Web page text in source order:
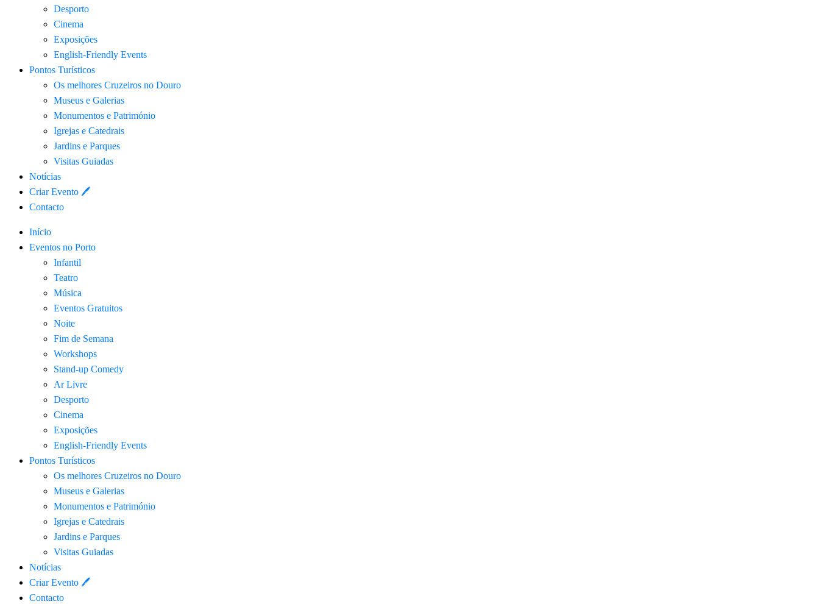
Desporto
Cinema
Exposições
English-Friendly Events
Pontos Turísticos
Os melhores Cruzeiros no Douro​
Museus e Galerias
Monumentos e Património
Igrejas e Catedrais
Jardins e Parques
Visitas Guiadas
Notícias
Criar Evento 🖊
Contacto
Início
Eventos no Porto
Infantil
Teatro
Música
Eventos Gratuitos
Noite
Fim de Semana
Workshops
Stand-up Comedy
Ar Livre
Desporto
Cinema
Exposições
English-Friendly Events
Pontos Turísticos
Os melhores Cruzeiros no Douro​
Museus e Galerias
Monumentos e Património
Igrejas e Catedrais
Jardins e Parques
Visitas Guiadas
Notícias
Criar Evento 🖊
Contacto